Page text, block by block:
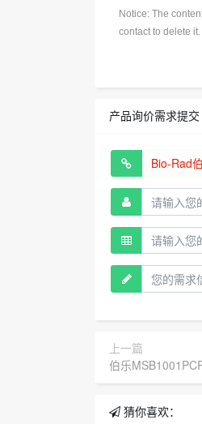
Notice: The
contact to delete
产品询价需求提交
上一篇
伯乐
猜你喜欢：